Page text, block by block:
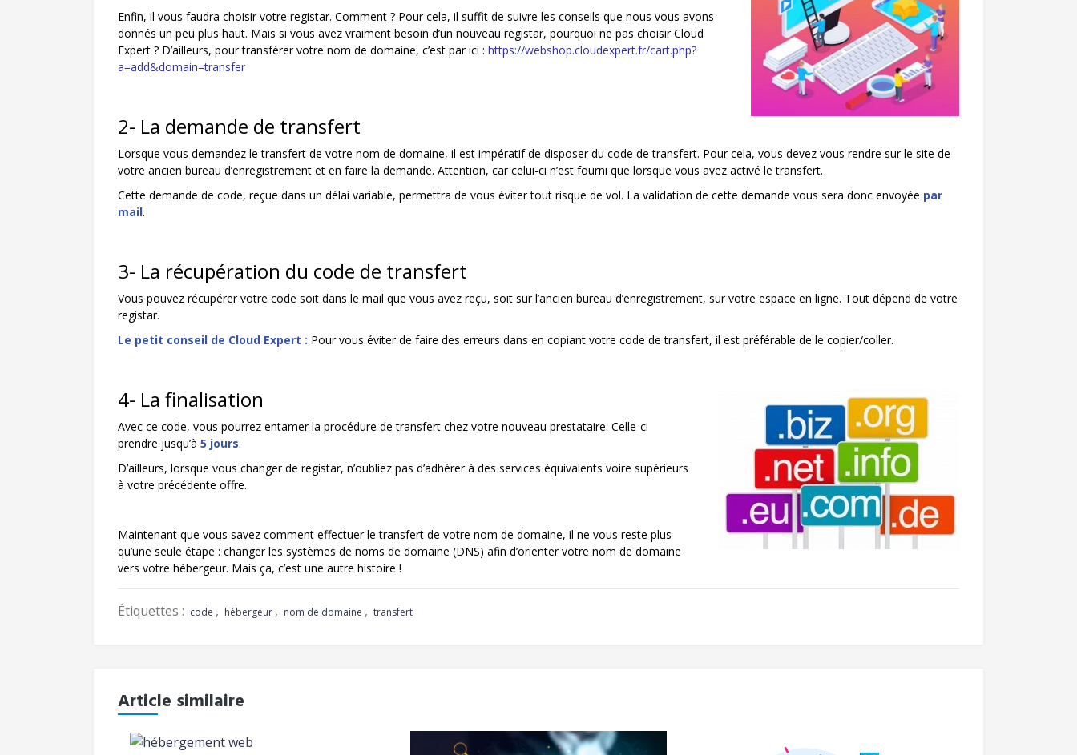
Enfin, il vous faudra choisir votre registar. Comment ? Pour cela, il suffit de suivre les conseils que nous vous avons
donnés un peu plus haut. Mais si vous avez vraiment besoin d’un nouveau registar, pourquoi ne pas choisir Cloud
Expert ? D’ailleurs, pour transférer votre nom de domaine, c’est par ici : https://webshop.cloudexpert.fr/cart.php?
a=add&domain=transfer
2- La demande de transfert
Lorsque vous demandez le transfert de votre nom de domaine, il est impératif de disposer du code de transfert. Pour cela, vous devez vous rendre sur le site de
votre ancien bureau d’enregistrement et en faire la demande. Attention, car celui-ci n’est fourni que lorsque vous avez activé le transfert.
Cette demande de code, reçue dans un délai variable, permettra de vous éviter tout risque de vol. La validation de cette demande vous sera donc envoyée par
mail.
3- La récupération du code de transfert
Vous pouvez récupérer votre code soit dans le mail que vous avez reçu, soit sur l’ancien bureau d’enregistrement, sur votre espace en ligne. Tout dépend de votre
registar.
Le petit conseil de Cloud Expert : Pour vous éviter de faire des erreurs dans en copiant votre code de transfert, il est préférable de le copier/coller.
4- La finalisation
Avec ce code, vous pourrez entamer la procédure de transfert chez votre nouveau prestataire. Celle-ci
prendre jusqu’à 5 jours.
D’ailleurs, lorsque vous changer de registar, n’oubliez pas d’adhérer à des services équivalents voire supérieurs
à votre précédente offre.
Maintenant que vous savez comment effectuer le transfert de votre nom de domaine, il ne vous reste plus
qu’une seule étape : changer les systèmes de noms de domaine (DNS) afin d’orienter votre nom de domaine
vers votre hébergeur. Mais ça, c’est une autre histoire !
Étiquettes : code , hébergeur , nom de domaine , transfert
Article similaire